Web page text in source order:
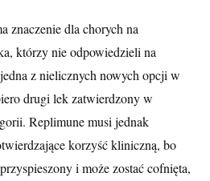
znaczenie dla chorych na
którzy nie odpowiedzieli na
z nielicznych nowych opcji w
drugi lek zatwierdzony w
Replimune musi jednak
korzyść kliniczną, bo
i może zostać cofnięta,